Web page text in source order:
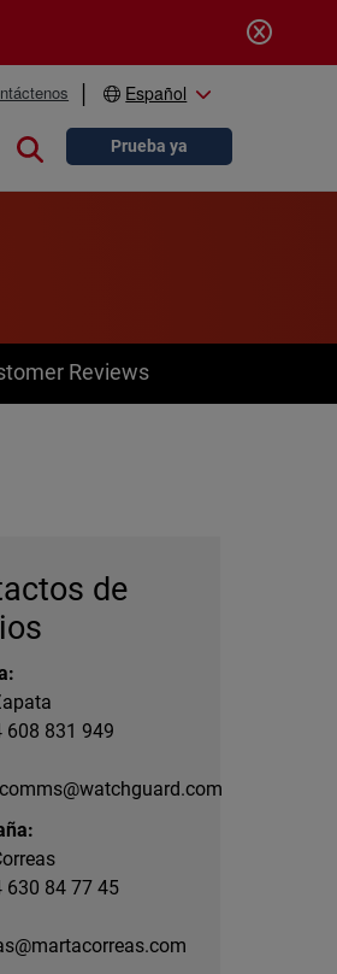
Español
Close searchPrueba ya
Reviews
de
608 831 949
630 84 77 45